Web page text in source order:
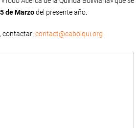
de Marzodel presente año.
contactar: contact@cabolqui.org